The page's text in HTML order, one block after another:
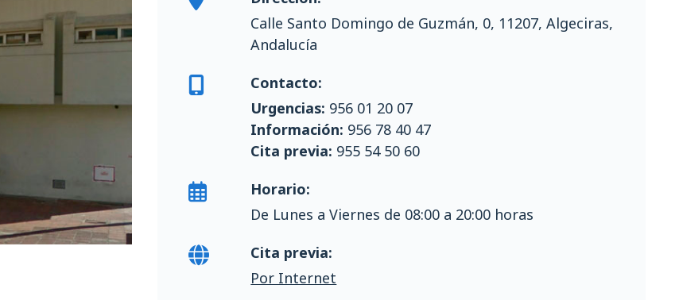
Calle Santo Domingo de Guzmán, 0, 11207, Algeciras,
Andalucía
Contacto:
Urgencias: 956 01 20 07
Información: 956 78 40 47
Cita previa: 955 54 50 60
Horario:
De Lunes a Viernes de 08:00 a 20:00 horas
Cita previa:
Por Internet